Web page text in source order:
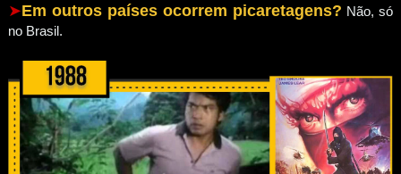
➤Em outros países ocorrem picaretagens? Não, só
no Brasil.